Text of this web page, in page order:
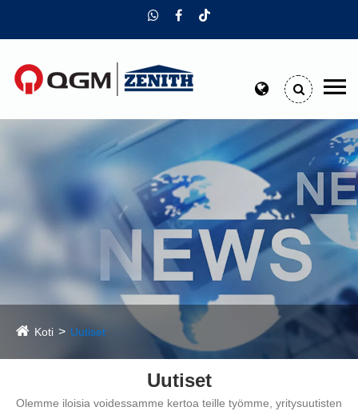
Koti Uutiset
Uutiset
Olemme iloisia voidessamme kertoa teille työmme, yritysuutisten